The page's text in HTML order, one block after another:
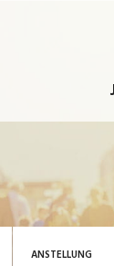
ANSTELLUNG